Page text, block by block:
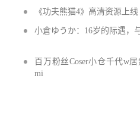
《功夫熊猫4》高清资源上线
小倉ゆうか：16岁的际遇，
百万粉丝Coser小仓千代w
mi